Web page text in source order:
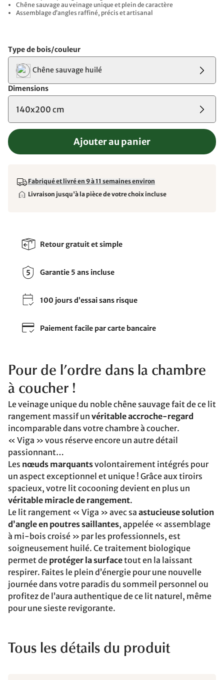
Chêne sauvage au veinage unique et plein de caractère
Assemblage d’angles raffiné, précis et artisanal
Type de bois/couleur
Chêne sauvage huilé
Dimensions
140x200 cm
Ajouter au panier
Fabriqué et livré en 9 à 11 semaines environ
Livraison jusqu'à la pièce de votre choix incluse
Retour gratuit et simple
Garantie 5 ans incluse
100 jours d’essai sans risque
Paiement facile par carte bancaire
Pour de l’ordre dans la chambre
à coucher !
Le veinage unique du noble chêne sauvage fait de ce lit
rangement massif un véritable accroche-regard
incomparable dans votre chambre à coucher.
« Viga » vous réserve encore un autre détail
passionnant…
Les nœuds marquantsvolontairement intégrés pour
un aspect exceptionnel et unique ! Grâce aux tiroirs
spacieux, votre lit cocooning devient en plus un
véritable miracle de rangement.
Le lit rangement « Viga » avec sa astucieuse solution
d’angle en poutres saillantes, appelée « assemblage
à mi-bois croisé » par les professionnels, est
soigneusement huilé. Ce traitement biologique
permet de protéger la surfacetout en la laissant
respirer. Faites le plein d’énergie pour une nouvelle
journée dans votre paradis du sommeil personnel ou
profitez de l’aura authentique de ce lit naturel, même
pour une sieste revigorante.
Tous les détails du produit